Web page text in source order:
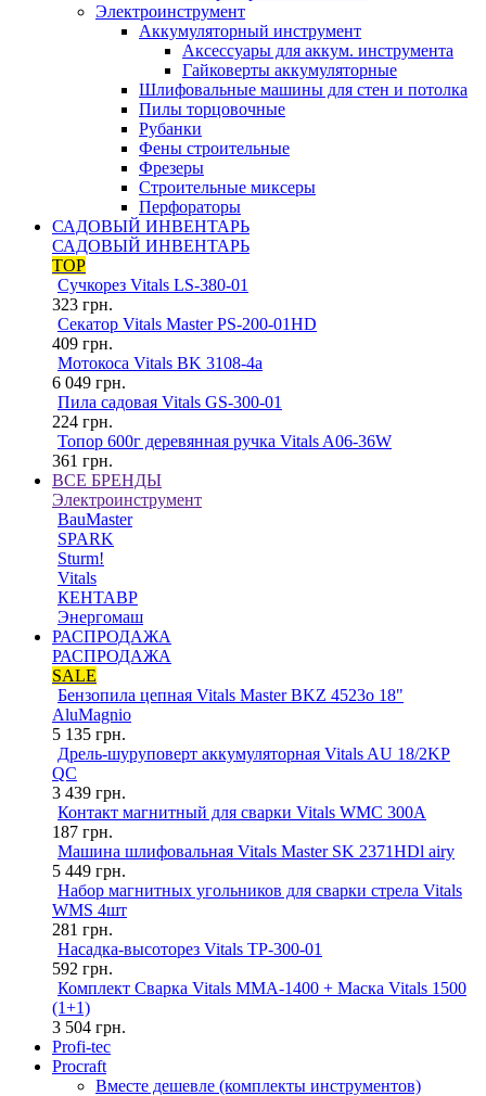
Электроинструмент
Аккумуляторный инструмент
Аксессуары для аккум. инструмента
Гайковерты аккумуляторные
Шлифовальные машины для стен и потолка
Пилы торцовочные
Рубанки
Фены строительные
Фрезеры
Строительные миксеры
Перфораторы
САДОВЫЙ ИНВЕНТАРЬ
САДОВЫЙ ИНВЕНТАРЬ
TOP
Сучкорез Vitals LS-380-01
323 грн.
Секатор Vitals Master PS-200-01HD
409 грн.
Мотокоса Vitals BK 3108-4a
6 049 грн.
Пила садовая Vitals GS-300-01
224 грн.
Топор 600г деревянная ручка Vitals A06-36W
361 грн.
ВСЕ БРЕНДЫ
Электроинструмент
BauMaster
SPARK
Sturm!
Vitals
КЕНТАВР
Энергомаш
РАСПРОДАЖА
РАСПРОДАЖА
SALE
Бензопила цепная Vitals Master BKZ 4523o 18"
AluMagnio
5 135 грн.
Дрель-шуруповерт аккумуляторная Vitals AU 18/2KP
QC
3 439 грн.
Контакт магнитный для сварки Vitals WMC 300A
187 грн.
Машина шлифовальная Vitals Master SK 2371HDl airy
5 449 грн.
Набор магнитных угольников для сварки стрела Vitals
WMS 4шт
281 грн.
Насадка-высоторез Vitals TP-300-01
592 грн.
Комплект Сварка Vitals MMA-1400 + Маска Vitals 1500
(1+1)
3 504 грн.
Profi-tec
Procraft
Вместе дешевле (комплекты инструментов)